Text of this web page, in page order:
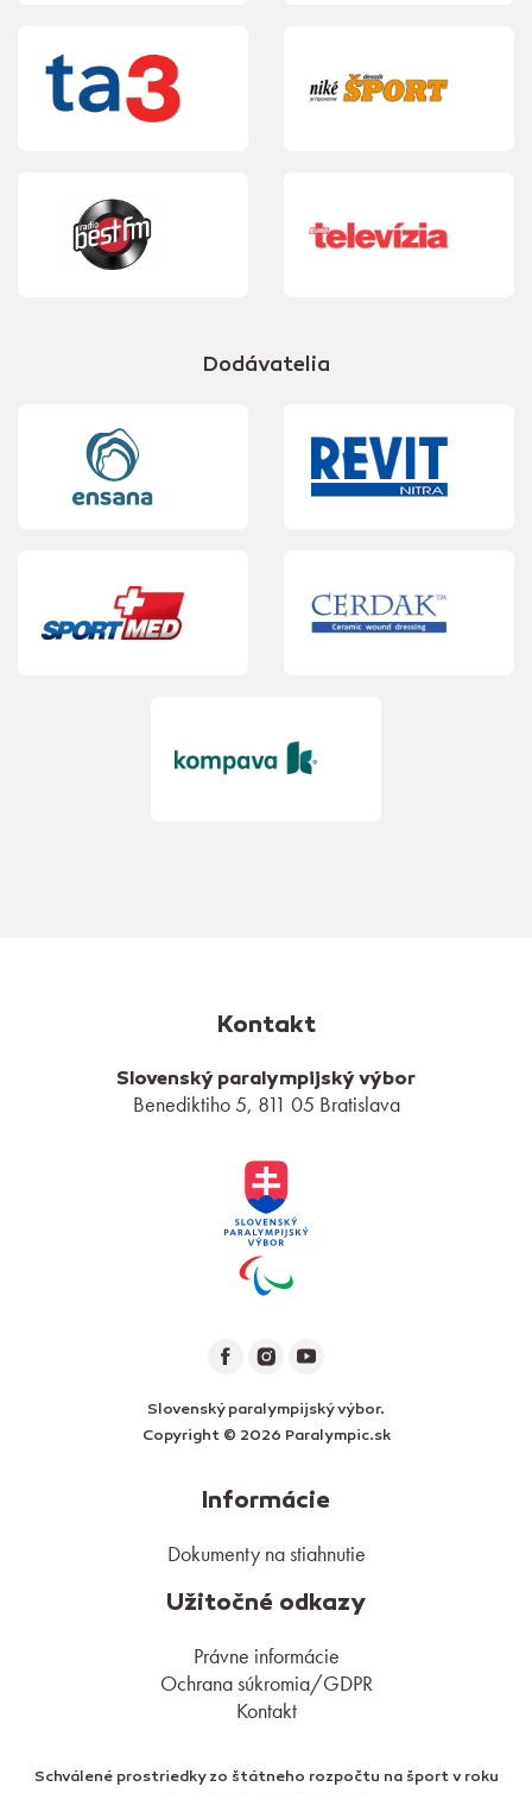
Dodávatelia
Kontakt
Slovenský paralympijský výbor
Benediktiho 5, 811 05 Bratislava
Slovenský paralympijský výbor.
Copyright © 2026 Paralympic.sk
Informácie
Dokumenty na stiahnutie
Užitočné odkazy
Právne informácie
Ochrana súkromia/GDPR
Kontakt
Schválené prostriedky zo štátneho rozpočtu na šport v roku